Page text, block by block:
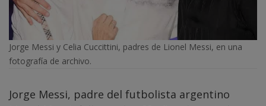
Jorge Messi y Celia Cuccittini, padres de Lionel Messi, en una
fotografía de archivo.
Jorge Messi, padre del futbolista argentino